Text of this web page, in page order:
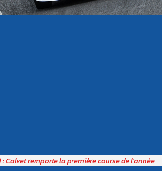
: Calvet remporte la première course de l'année